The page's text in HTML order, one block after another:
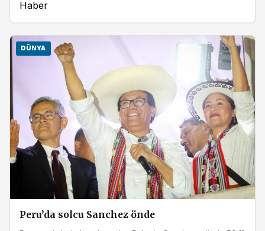
Haber
DÜNYA
Peru’da solcu Sanchez önde